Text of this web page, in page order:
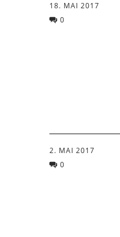
18. MAI 2017
0
2. MAI 2017
0